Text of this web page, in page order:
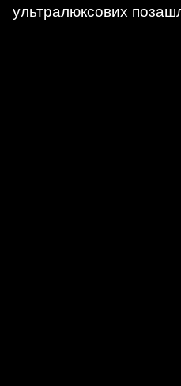
ультралюксових